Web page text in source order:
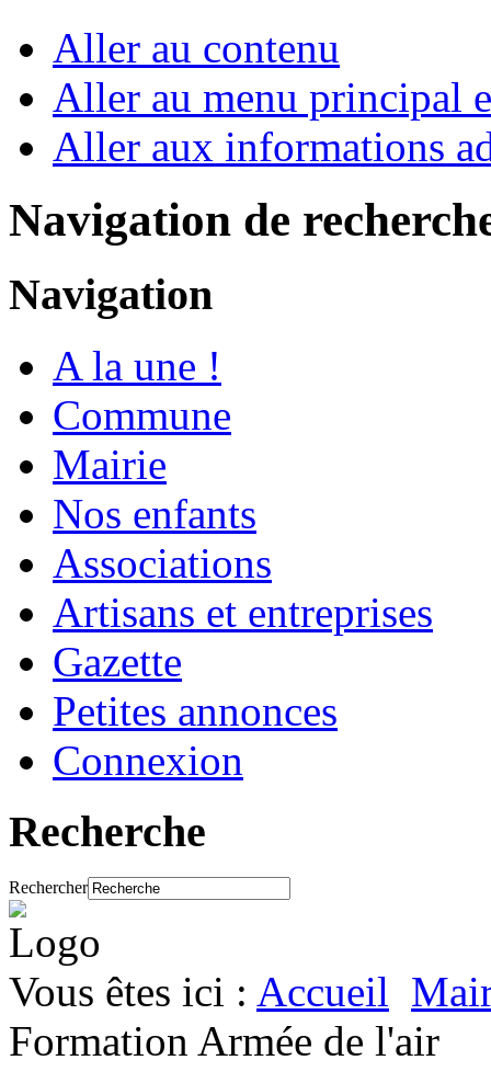
Aller au contenu
Aller au menu principal
Aller aux informations
Navigation de
Navigation
A la une !
Commune
Mairie
Nos enfants
Associations
Artisans et entreprises
Gazette
Petites annonces
Connexion
Recherche
Rechercher
Vous êtes ici : Accueil
Formation Armée de l'air